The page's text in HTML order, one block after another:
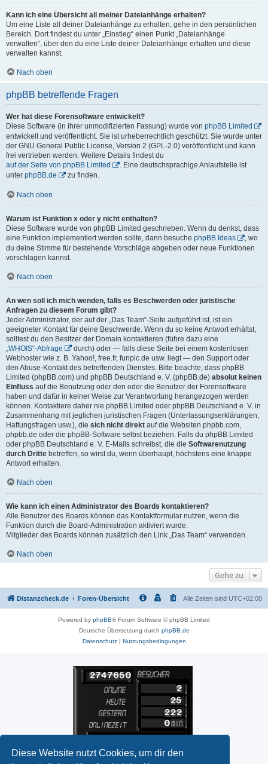
Diese Website nutzt Cookies, um dir den
Kann ich eine Übersicht all meiner Dateianhänge erhalten?
Um eine Liste all deiner Dateianhänge zu erhalten, gehe in den persönlichen
Bereich. Dort findest du unter „Einstieg“ einen Punkt „Dateianhänge
verwalten“, über den du eine Liste deiner Dateianhänge erhalten und diese
verwalten kannst.
Nach oben
phpBB betreffende Fragen
Wer hat diese Forensoftware entwickelt?
Diese Software (in ihrer unmodifizierten Fassung) wurde von phpBB Limited
entwickelt und veröffentlicht. Sie ist urheberrechtlich geschützt. Sie wurde unter
der GNU General Public License, Version 2 (GPL-2.0) veröffentlicht und kann
frei vertrieben werden. Weitere Details findest du
auf der Seite von phpBB Limited
. Eine deutschsprachige Anlaufstelle ist
unter phpBB.de zu finden.
Nach oben
Warum ist Funktion x oder y nicht enthalten?
Diese Software wurde von phpBB Limited geschrieben. Wenn du denkst, dass
eine Funktion implementiert werden sollte, dann besuche phpBB Ideas
, wo
du deine Stimme für bestehende Vorschläge abgeben oder neue Funktionen
vorschlagen kannst.
Nach oben
An wen soll ich mich wenden, falls es Beschwerden oder juristische
Anfragen zu diesem Forum gibt?
Jeder Administrator, der auf der „Das Team“-Seite aufgeführt ist, ist ein
geeigneter Kontakt für deine Beschwerde. Wenn du so keine Antwort erhältst,
solltest du den Besitzer der Domain kontaktieren (führe dazu eine
„WHOIS“-Abfrage
durch) oder — falls diese Seite bei einem kostenlosen
Webhoster wie z. B. Yahoo!, free.fr, funpic.de usw. liegt — den Support oder
den Abuse-Kontakt des betreffenden Dienstes. Bitte beachte, dass phpBB
Limited (phpBB.com) und phpBB Deutschland e. V. (phpBB.de) absolut keinen
Einfluss auf die Benutzung oder den oder die Benutzer der Forensoftware
haben und dafür in keiner Weise zur Verantwortung herangezogen werden
können. Kontaktiere daher nie phpBB Limited oder phpBB Deutschland e. V. in
Zusammenhang mit jeglichen juristischen Fragen (Unterlassungserklärungen,
Haftungsfragen usw.), die sich nicht direkt auf die Websiten phpbb.com,
phpbb.de oder die phpBB-Software selbst beziehen. Falls du phpBB Limited
oder phpBB Deutschland e. V. E-Mails schreibst, die die Softwarenutzung
durch Dritte betreffen, so wirst du, wenn überhaupt, höchstens eine knappe
Antwort erhalten.
Nach oben
Wie kann ich einen Administrator des Boards kontaktieren?
Alle Benutzer des Boards können das Kontaktformular nutzen, wenn die
Funktion durch die Board-Administration aktiviert wurde.
Mitglieder des Boards können zusätzlich den Link „Das Team“ verwenden.
Nach oben
Gehe zu
Distanzcheck.de Foren-Übersicht Alle Zeiten sind UTC+02:00
Powered by phpBB® Forum Software © phpBB Limited
Deutsche Übersetzung durch phpBB.de
Datenschutz| Nutzungsbedingungen